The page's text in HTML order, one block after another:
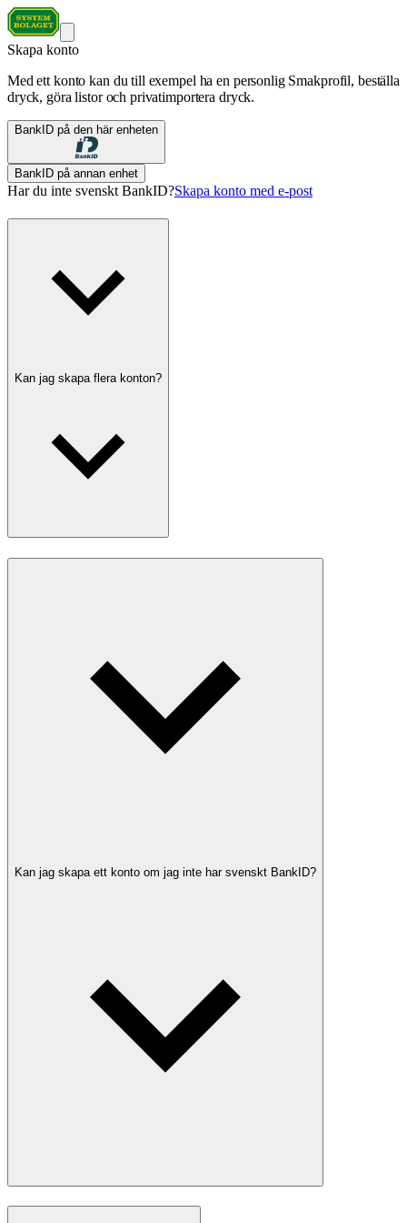
Skapa konto
Med ett konto kan du till exempel ha en personlig Smakprofil, beställa
dryck, göra listor och privatimportera dryck.
BankID på den här enheten
BankID på annan enhet
Har du inte svenskt BankID?Skapa konto med e-post
Kan jag skapa flera konton?
Kan jag skapa ett konto om jag inte har svenskt BankID?